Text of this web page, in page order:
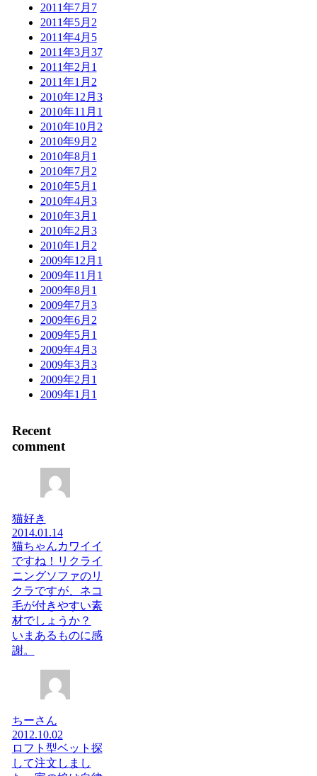
2011年7月 7
2011年5月 2
2011年4月 5
2011年3月 37
2011年2月 1
2011年1月 2
2010年12月 3
2010年11月 1
2010年10月 2
2010年9月 2
2010年8月 1
2010年7月 2
2010年5月 1
2010年4月 3
2010年3月 1
2010年2月 3
2010年1月 2
2009年12月 1
2009年11月 1
2009年8月 1
2009年7月 3
2009年6月 2
2009年5月 1
2009年4月 3
2009年3月 3
2009年2月 1
2009年1月 1
Recent
comment
猫好き
2014.01.14
猫ちゃんカワイイ
ですね！リクライ
ニングソファのリ
クラですが、ネコ
毛が付きやすい素
材でしょうか？
いまあるものに感
謝。
ちーさん
2012.10.02
ロフト型ベット探
して注文しまし